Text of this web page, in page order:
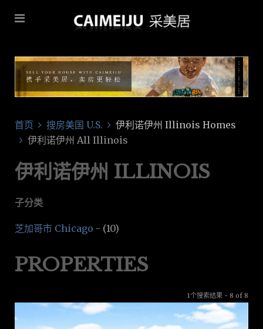
首页 搜房美国 U.S.
伊利诺伊州 Illinois Homes
伊利诺伊州 All Illinois
伊利诺伊州 ILLINOIS
子分类
芝加哥市 Chicago - (10)
PROPERTIES
1个搜索结果 - 8 of 8